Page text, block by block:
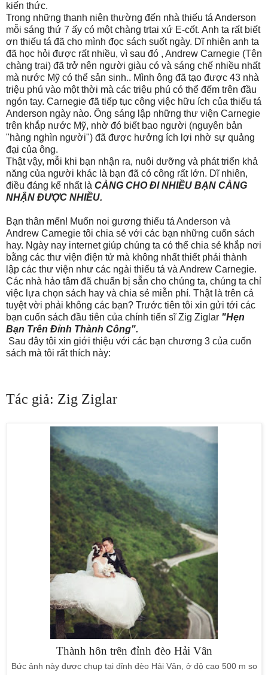
kiến thức.
Trong những thanh niên thường đến nhà thiếu tá Anderson
mỗi sáng thứ 7 ấy có một chàng trtai xứ E-cốt. Anh ta rất biết
ơn thiếu tá đã cho mình đọc sách suốt ngày. Dĩ nhiên anh ta
đã học hỏi được rất nhiều, vì sau đó , Andrew Carnegie (Tên
chàng trai) đã trở nên người giàu có và sáng chế nhiều nhất
mà nước Mỹ có thể sản sinh.. Mình ông đã tạo được 43 nhà
triệu phú vào một thời mà các triệu phú có thể đếm trên đầu
ngón tay. Carnegie đã tiếp tục công việc hữu ích của thiếu tá
Anderson ngày nào. Ông sáng lập những thư viện Carnegie
trên khắp nước Mỹ, nhờ đó biết bao người (nguyên bản
"hàng nghìn người") đã được hưởng ích lợi nhờ sự quảng
đại của ông.
Thật vậy, mỗi khi bạn nhận ra, nuôi dưỡng và phát triển khả
năng của người khác là bạn đã có công rất lớn. Dĩ nhiên,
điều đáng kể nhất là CÀNG CHO ĐI NHIỀU BẠN CÀNG
NHẬN ĐƯỢC NHIỀU.
Bạn thân mến! Muốn noi gương thiếu tá Anderson và
Andrew Carnegie tôi chia sẻ với các bạn những cuốn sách
hay. Ngày nay internet giúp chúng ta có thể chia sẻ khắp nơi
bằng các thư viện điện tử mà không nhất thiết phải thành
lập các thư viện như các ngài thiếu tá và Andrew Carnegie.
Các nhà hảo tâm đã chuẩn bị sẵn cho chúng ta, chúng ta chỉ
việc lựa chọn sách hay và chia sẻ miễn phí. Thật là trên cả
tuyệt vời phải không các bạn? Trước tiên tôi xin gửi tới các
bạn cuốn sách đầu tiên của chính tiến sĩ Zig Ziglar "Hẹn
Bạn Trên Đỉnh Thành Công".
Sau đây tôi xin giới thiệu với các bạn chương 3 của cuốn
sách mà tôi rất thích này:
Tác giả: Zig Ziglar
Thành hôn trên đỉnh đèo Hải Vân
Bức ảnh này được chụp tại đỉnh đèo Hải Vân, ở độ cao 500 m so